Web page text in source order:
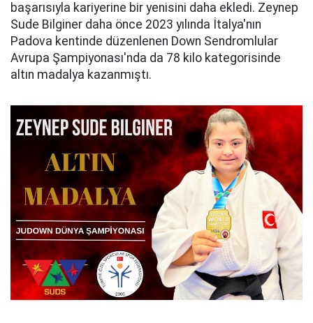
başarısıyla kariyerine bir yenisini daha ekledi. Zeynep
Sude Bilginer daha önce 2023 yılında İtalya'nın
Padova kentinde düzenlenen Down Sendromlular
Avrupa Şampiyonası'nda da 78 kilo kategorisinde
altın madalya kazanmıştı.